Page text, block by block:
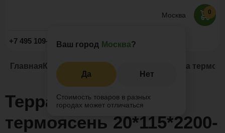
Москва
Ваш город Москва?
Да Нет
Стоимость товаров в разных
городах может отличаться
+7 495 109-52-09 Заказать звонок
0
Главная Каталог Термоясень Террасная доска
Террасная доска
термоясень 20*115*2200-